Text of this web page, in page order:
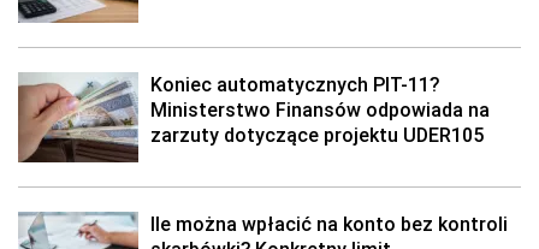
Koniec automatycznych PIT-11?
Ministerstwo Finansów odpowiada na
zarzuty dotyczące projektu UDER105
Ile można wpłacić na konto bez kontroli